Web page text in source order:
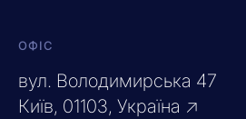
ОФІС
вул. Володимирська 47
Київ, 01103, Україна ↗